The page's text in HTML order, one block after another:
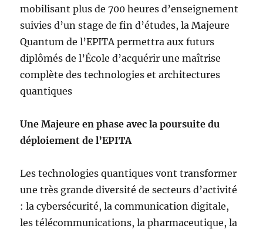
mobilisant plus de 700 heures d’enseignement
suivies d’un stage de fin d’études, la Majeure
Quantum de l’EPITA permettra aux futurs
diplômés de l’École d’acquérir une maîtrise
complète des technologies et architectures
quantiques
Une Majeure en phase avec la poursuite du
déploiement de l’EPITA
Les technologies quantiques vont transformer
une très grande diversité de secteurs d’activité
: la cybersécurité, la communication digitale,
les télécommunications, la pharmaceutique, la